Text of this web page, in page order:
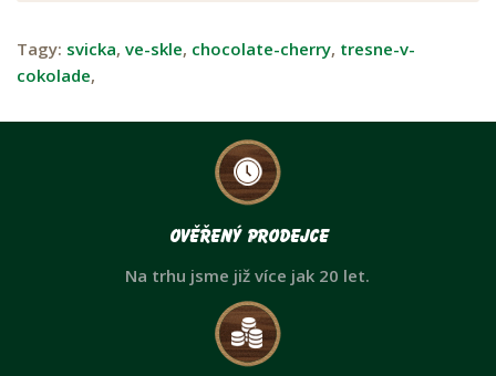
Tagy: svicka, ve-skle, chocolate-cherry, tresne-v-
cokolade,
Ověřený prodejce
Na trhu jsme již více jak 20 let.